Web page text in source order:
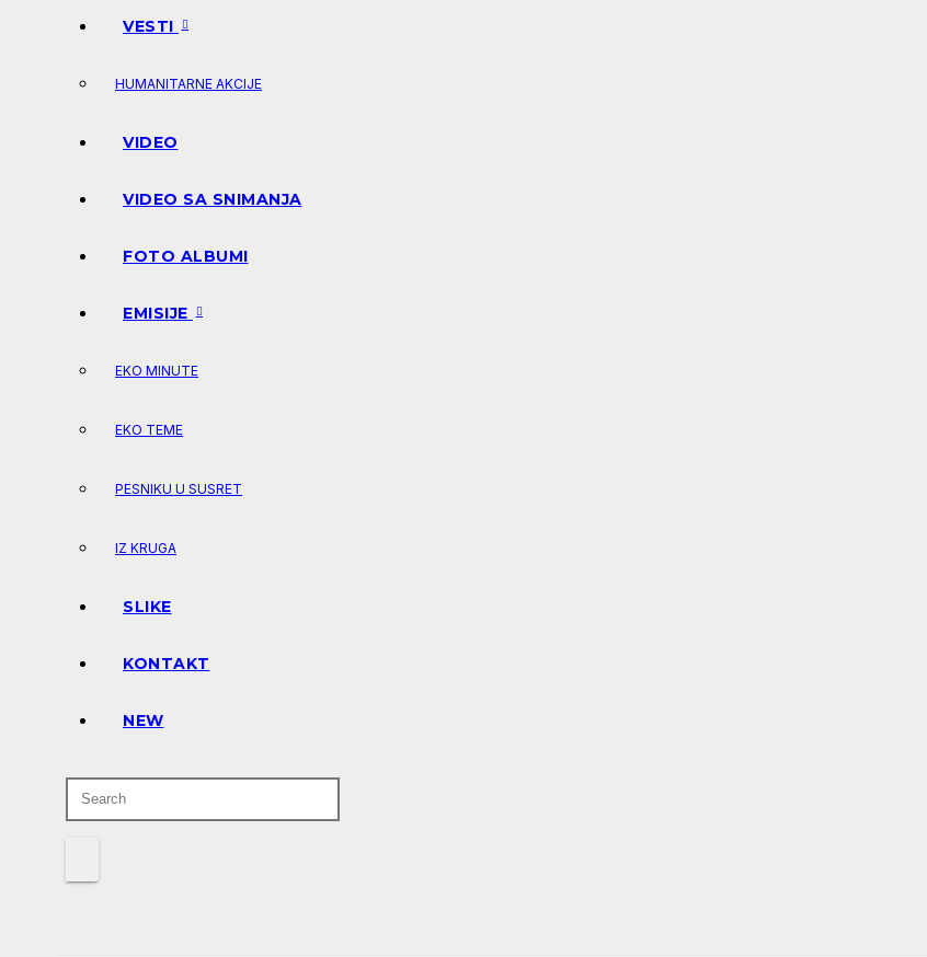
VESTI
HUMANITARNE AKCIJE
VIDEO
VIDEO SA SNIMANJA
FOTO ALBUMI
EMISIJE
EKO MINUTE
EKO TEME
PESNIKU U SUSRET
IZ KRUGA
SLIKE
KONTAKT
NEW